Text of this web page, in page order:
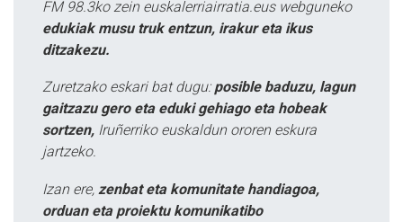
FM 98.3ko zein euskalerriairratia.eus webguneko
edukiak musu truk entzun, irakur eta ikus
ditzakezu.
Zuretzako eskari bat dugu: posible baduzu, lagun
gaitzazu gero eta eduki gehiago eta hobeak
sortzen, Iruñerriko euskaldun ororen eskura
jartzeko.
Izan ere, zenbat eta komunitate handiagoa,
orduan eta proiektu komunikatibo